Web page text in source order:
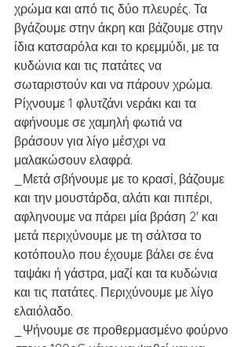
χρώμα και από τις δύο πλευρές. Τα
βγάζουμε στην άκρη και βάζουμε στην
ίδια κατσαρόλα και το κρεμμύδι, με τα
κυδώνια και τις πατάτες να
σωταριστούν και να πάρουν χρώμα.
Ρίχνουμε 1 φλυτζάνι νεράκι και τα
αφήνουμε σε χαμηλή φωτιά να
βράσουν για λίγο μέσχρι να
μαλακώσουν ελαφρά.
_Μετά σβήνουμε με το κρασί, βάζουμε
και την μουστάρδα, αλάτι και πιπέρι,
αφληνουμε να πάρει μία βράση 2' και
μετά περιχύνουμε με τη σάλτσα το
κοτόπουλο που έχουμε βάλει σε ένα
ταψάκι ή γάστρα, μαζί και τα κυδώνια
και τις πατάτες. Περιχύνουμε με λίγο
ελαιόλαδο.
_Ψήνουμε σε προθερμασμένο φούρνο